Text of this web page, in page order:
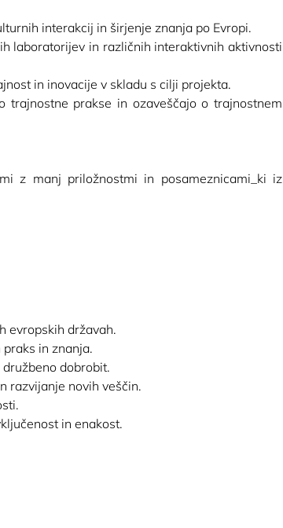
interakcij in širjenje znanja po Evropi.
laboratorijev in različnih interaktivnih aktivnosti
in inovacije v skladu s cilji projekta.
trajnostne prakse in ozaveščajo o trajnostnem
z manj priložnostmi in posameznicami_ki iz
evropskih državah.
in znanja.
dobrobit.
razvijanje novih veščin.
in enakost.